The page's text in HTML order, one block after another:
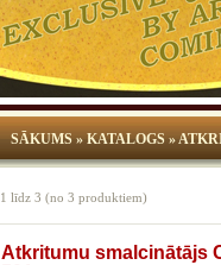
SĀKUMS»KATALOGS»
1 līdz 3 (no 3 produktiem)
Atkritumu smalcinātājs